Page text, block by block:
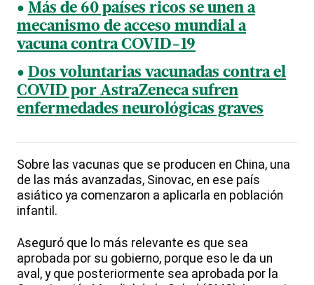
Más de 60 países ricos se unen a
mecanismo de acceso mundial a
vacuna contra COVID-19
Dos voluntarias vacunadas contra el
COVID por AstraZeneca sufren
enfermedades neurológicas graves
Sobre las vacunas que se producen en China, una
de las más avanzadas, Sinovac, en ese país
asiático ya comenzaron a aplicarla en población
infantil.
Aseguró que lo más relevante es que sea
aprobada por su gobierno, porque eso le da un
aval, y que posteriormente sea aprobada por la